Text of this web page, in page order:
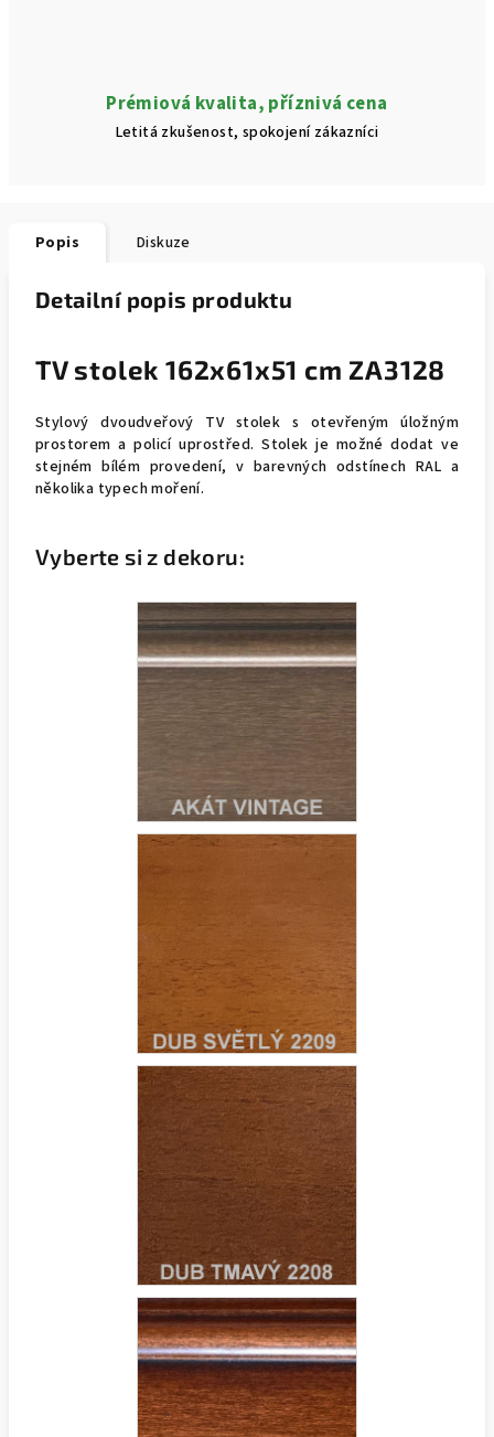
Prémiová kvalita, příznivá cena
Letitá zkušenost, spokojení zákazníci
Popis Diskuze
Detailní popis produktu
TV stolek 162x61x51 cm ZA3128
Stylový dvoudveřový TV stolek s otevřeným úložným
prostorem a policí uprostřed. Stolek je možné dodat ve
stejném bílém provedení, v barevných odstínech RAL a
několika typech moření.
Vyberte si z dekoru: